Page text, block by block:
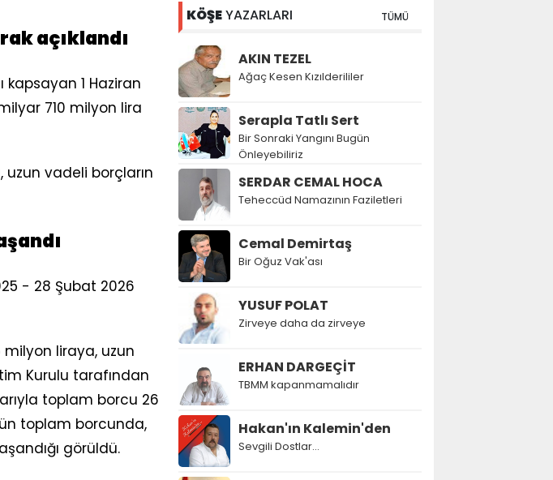
açıklandı
kapsayan 1 Haziran
710 milyon lira
uzun vadeli borçların
- 28 Şubat 2026
milyon liraya, uzun
Kurulu tarafından
toplam borcu 26
toplam borcunda,
görüldü.
KÖŞEYAZARLARI TÜMÜ
AKIN TEZEL
Ağaç Kesen Kızılderililer
Serapla Tatlı Sert
Bir Sonraki Yangını Bugün
Önleyebiliriz
SERDAR CEMAL HOCA
Teheccüd Namazının Faziletleri
Cemal Demirtaş
Bir Oğuz Vak'ası
YUSUF POLAT
Zirveye daha da zirveye
ERHAN DARGEÇİT
TBMM kapanmamalıdır
Hakan'ın Kalemin'den
Sevgili Dostlar...